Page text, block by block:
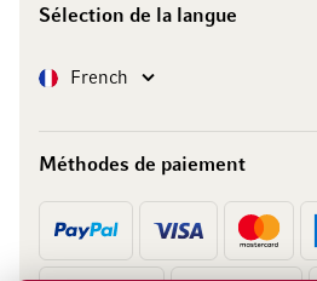
Sélection de la langue
LangueFrench
Méthodes de paiement